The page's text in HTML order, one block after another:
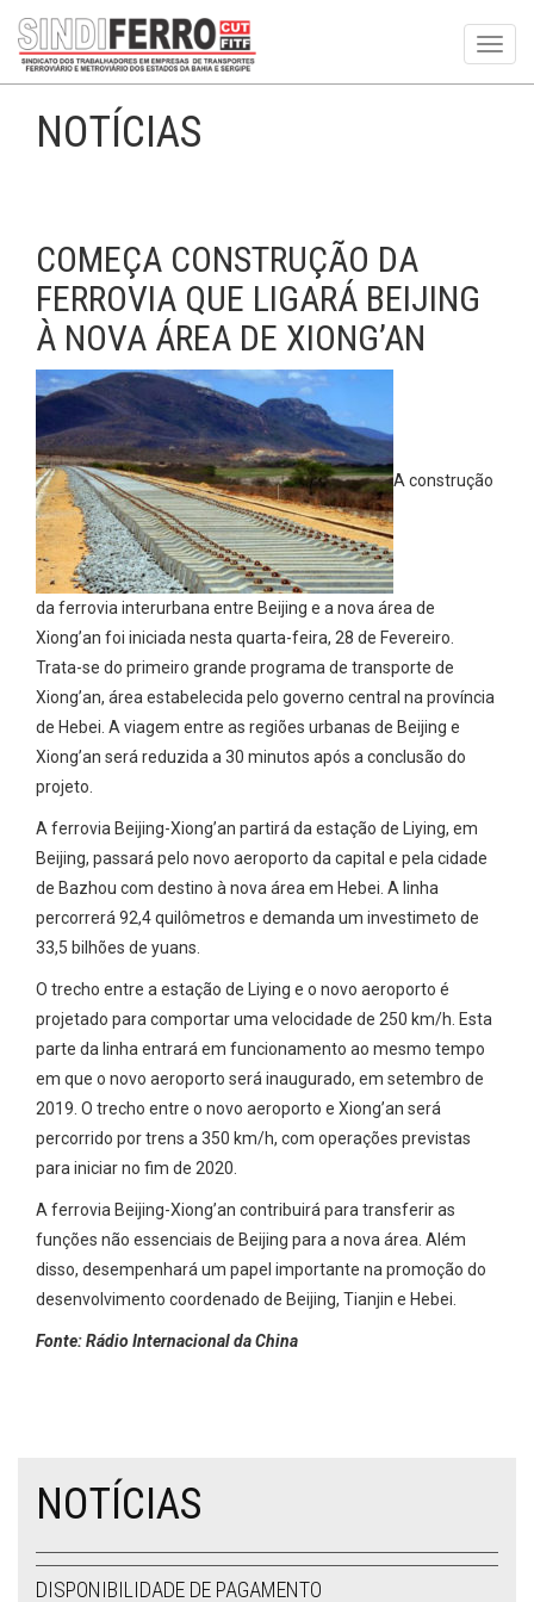
NOTÍCIAS
COMEÇA CONSTRUÇÃO DA
FERROVIA QUE LIGARÁ BEIJING
À NOVA ÁREA DE XIONG’AN
A construção
da ferrovia interurbana entre Beijing e a nova área de
Xiong’an foi iniciada nesta quarta-feira, 28 de Fevereiro.
Trata-se do primeiro grande programa de transporte de
Xiong’an, área estabelecida pelo governo central na província
de Hebei. A viagem entre as regiões urbanas de Beijing e
Xiong’an será reduzida a 30 minutos após a conclusão do
projeto.
A ferrovia Beijing-Xiong’an partirá da estação de Liying, em
Beijing, passará pelo novo aeroporto da capital e pela cidade
de Bazhou com destino à nova área em Hebei. A linha
percorrerá 92,4 quilômetros e demanda um investimeto de
33,5 bilhões de yuans.
O trecho entre a estação de Liying e o novo aeroporto é
projetado para comportar uma velocidade de 250 km/h. Esta
parte da linha entrará em funcionamento ao mesmo tempo
em que o novo aeroporto será inaugurado, em setembro de
2019. O trecho entre o novo aeroporto e Xiong’an será
percorrido por trens a 350 km/h, com operações previstas
para iniciar no fim de 2020.
A ferrovia Beijing-Xiong’an contribuirá para transferir as
funções não essenciais de Beijing para a nova área. Além
disso, desempenhará um papel importante na promoção do
desenvolvimento coordenado de Beijing, Tianjin e Hebei.
Fonte: Rádio Internacional da China
NOTÍCIAS
DISPONIBILIDADE DE PAGAMENTO